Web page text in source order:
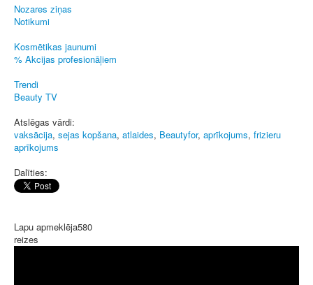
Nozares ziņas
Notikumi
Kosmētikas jaunumi
% Akcijas profesionāļiem
Trendi
Beauty TV
Atslēgas vārdi:
vaksācija, sejas kopšana, atlaides, Beautyfor, aprīkojums, frizieru
aprīkojums
Dalīties:
Lapu apmeklēja580
reizes